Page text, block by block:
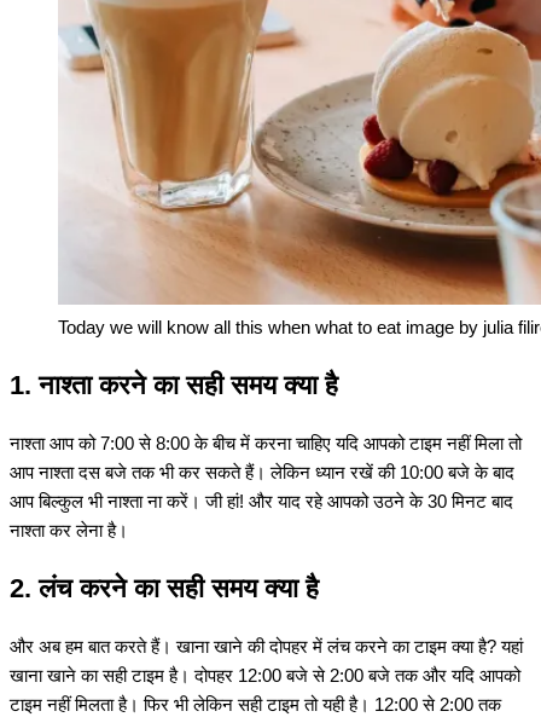
Today we will know all this when what to eat image by julia
1. नाश्ता करने का सही समय क्या है
नाश्ता आप को 7:00 से 8:00 के बीच में करना चाहिए यदि आपको टाइम नहीं मिला तो
आप नाश्ता दस बजे तक भी कर सकते हैं। लेकिन ध्यान रखें की 10:00 बजे के बाद
आप बिल्कुल भी नाश्ता ना करें। जी हां! और याद रहे आपको उठने के 30 मिनट बाद
नाश्ता कर लेना है।
2. लंच करने का सही समय क्या है
और अब हम बात करते हैं। खाना खाने की दोपहर में लंच करने का टाइम क्या है? यहां
खाना खाने का सही टाइम है। दोपहर 12:00 बजे से 2:00 बजे तक और यदि आपको
टाइम नहीं मिलता है। फिर भी लेकिन सही टाइम तो यही है। 12:00 से 2:00 तक